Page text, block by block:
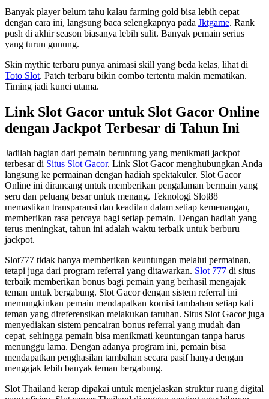
Banyak player belum tahu kalau farming gold bisa lebih cepat
dengan cara ini, langsung baca selengkapnya pada Jktgame. Rank
push di akhir season biasanya lebih sulit. Banyak pemain serius
yang turun gunung.
Skin mythic terbaru punya animasi skill yang beda kelas, lihat di
Toto Slot. Patch terbaru bikin combo tertentu makin mematikan.
Timing jadi kunci utama.
Link Slot Gacor untuk Slot Gacor Online
dengan Jackpot Terbesar di Tahun Ini
Jadilah bagian dari pemain beruntung yang menikmati jackpot
terbesar di Situs Slot Gacor. Link Slot Gacor menghubungkan Anda
langsung ke permainan dengan hadiah spektakuler. Slot Gacor
Online ini dirancang untuk memberikan pengalaman bermain yang
seru dan peluang besar untuk menang. Teknologi Slot88
memastikan transparansi dan keadilan dalam setiap kemenangan,
memberikan rasa percaya bagi setiap pemain. Dengan hadiah yang
terus meningkat, tahun ini adalah waktu terbaik untuk berburu
jackpot.
Slot777 tidak hanya memberikan keuntungan melalui permainan,
tetapi juga dari program referral yang ditawarkan. Slot 777 di situs
terbaik memberikan bonus bagi pemain yang berhasil mengajak
teman untuk bergabung. Slot Gacor dengan sistem referral ini
memungkinkan pemain mendapatkan komisi tambahan setiap kali
teman yang direferensikan melakukan taruhan. Situs Slot Gacor juga
menyediakan sistem pencairan bonus referral yang mudah dan
cepat, sehingga pemain bisa menikmati keuntungan tanpa harus
menunggu lama. Dengan adanya program ini, pemain bisa
mendapatkan penghasilan tambahan secara pasif hanya dengan
mengajak lebih banyak teman bergabung.
Slot Thailand kerap dipakai untuk menjelaskan struktur ruang digital